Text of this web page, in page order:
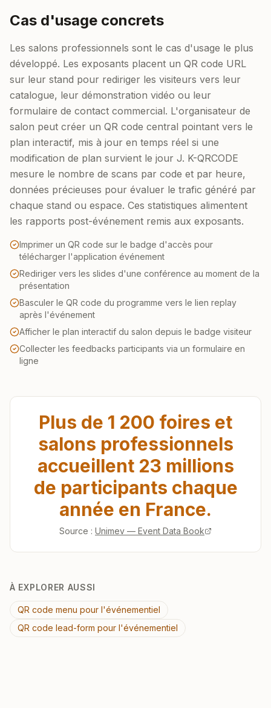
Cas d'usage concrets
Les salons professionnels sont le cas d'usage le plus
développé. Les exposants placent un QR code URL
sur leur stand pour rediriger les visiteurs vers leur
catalogue, leur démonstration vidéo ou leur
formulaire de contact commercial. L'organisateur de
salon peut créer un QR code central pointant vers le
plan interactif, mis à jour en temps réel si une
modification de plan survient le jour J. K-QRCODE
mesure le nombre de scans par code et par heure,
données précieuses pour évaluer le trafic généré par
chaque stand ou espace. Ces statistiques alimentent
les rapports post-événement remis aux exposants.
Imprimer un QR code sur le badge d'accès pour
télécharger l'application événement
Rediriger vers les slides d'une conférence au moment de la
présentation
Basculer le QR code du programme vers le lien replay
après l'événement
Afficher le plan interactif du salon depuis le badge visiteur
Collecter les feedbacks participants via un formulaire en
ligne
Plus de 1 200 foires et
salons professionnels
accueillent 23 millions
de participants chaque
année en France.
Source : Unimev — Event Data Book
À EXPLORER AUSSI
QR code menu pour l'événementiel
QR code lead-form pour l'événementiel